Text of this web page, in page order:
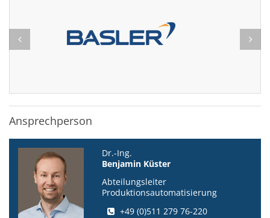
Ansprechperson
Dr.-Ing.
Benjamin Küster
Abteilungsleiter
Produktionsautomatisierung
+49 (0)511 279 76-220